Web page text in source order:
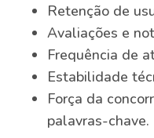
Retenção de
Avaliações e
Frequência de
Estabilidade
Força da
palavras-chave.